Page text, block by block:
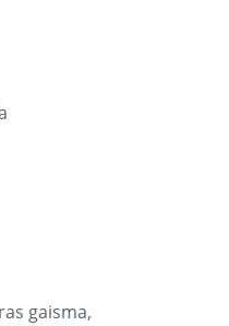
gaisma,